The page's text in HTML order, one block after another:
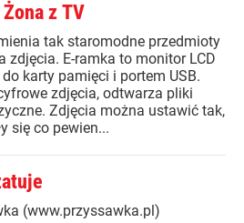
Żona z TV
tak staromodne przedmioty
zdjęcia. E-ramka to monitor LCD
do karty pamięci i portem USB.
zdjęcia, odtwarza pliki
Zdjęcia można ustawić tak,
się co pewien...
(www.przyssawka.pl)